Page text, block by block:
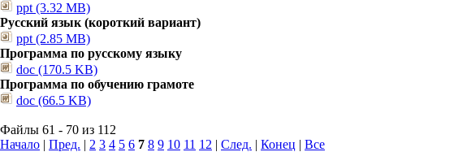
ppt (3.32 MB)
Русский язык (короткий вариант)
ppt (2.85 MB)
Программа по русскому языку
doc (170.5 KB)
Программа по обучению грамоте
doc (66.5 KB)
Файлы 61 - 70 из 112
Начало | Пред. | 2 3 4 5 6 7 8 9 10 11 12 | След. | Конец | Все